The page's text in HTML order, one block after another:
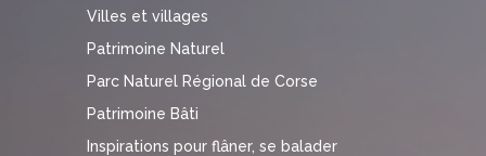
Villes et villages
Patrimoine Naturel
Parc Naturel Régional de Corse
Patrimoine Bâti
Inspirations pour flâner, se balader